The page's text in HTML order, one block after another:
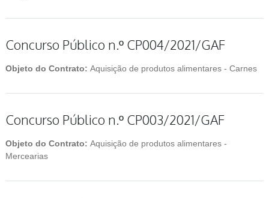
Concurso Público n.º CP004/2021/GAF
Objeto do Contrato: Aquisição de produtos alimentares - Carnes
Concurso Público n.º CP003/2021/GAF
Objeto do Contrato: Aquisição de produtos alimentares -
Mercearias